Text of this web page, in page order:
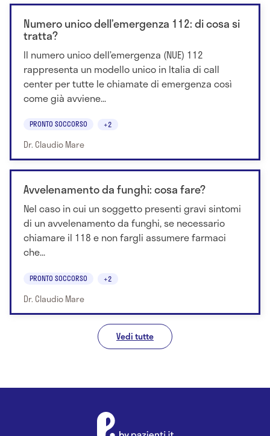
Numero unico dell’emergenza 112: di cosa si
tratta?
Il numero unico dell’emergenza (NUE) 112
rappresenta un modello unico in Italia di call
center per tutte le chiamate di emergenza così
come già avviene...
PRONTO SOCCORSO +2
Dr. Claudio Mare
Avvelenamento da funghi: cosa fare?
Nel caso in cui un soggetto presenti gravi sintomi
di un avvelenamento da funghi, se necessario
chiamare il 118 e non fargli assumere farmaci
che...
PRONTO SOCCORSO +2
Dr. Claudio Mare
Vedi tutte